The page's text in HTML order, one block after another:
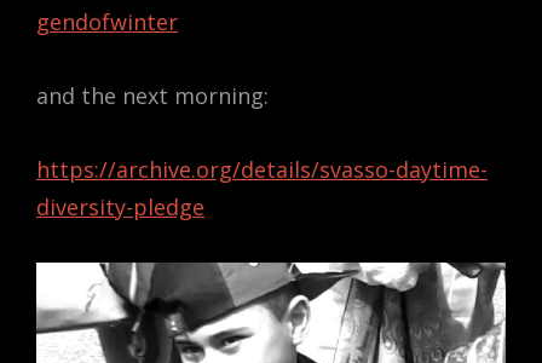
gendofwinter
and the next morning:
https://archive.org/details/svasso-daytime-
diversity-pledge